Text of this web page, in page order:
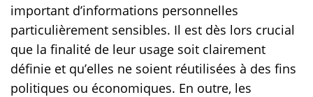
important d’informations personnelles
particulièrement sensibles. Il est dès lors crucial
que la finalité de leur usage soit clairement
définie et qu’elles ne soient réutilisées à des fins
politiques ou économiques. En outre, les